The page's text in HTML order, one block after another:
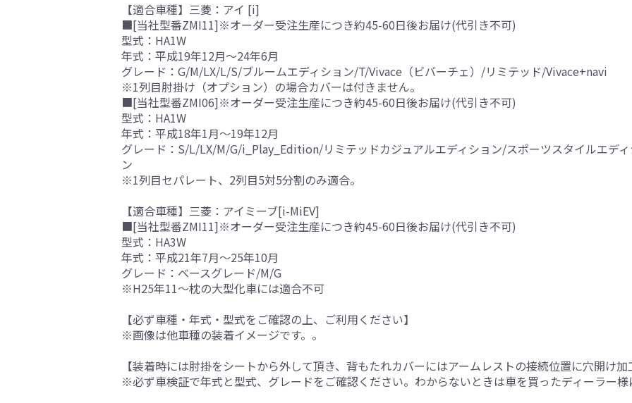
【適合車種】三菱：アイ [i]
■[当社型番ZMI11]※オーダー受注生産につき約45-60日後お届け(代引き不可)
型式：HA1W
年式：平成19年12月～24年6月
グレード：G/M/LX/L/S/ブルームエディション/T/Vivace（ビバーチェ）/リミテッド/Vivace+navi
※1列目肘掛け（オプション）の場合カバーは付きません。
■[当社型番ZMI06]※オーダー受注生産につき約45-60日後お届け(代引き不可)
型式：HA1W
年式：平成18年1月～19年12月
グレード：S/L/LX/M/G/i_Play_Edition/リミテッドカジュアルエディション/スポーツスタイルエデ
ン
※1列目セパレート、2列目5対5分割のみ適合。
【適合車種】三菱：アイミーブ[i-MiEV]
■[当社型番ZMI11]※オーダー受注生産につき約45-60日後お届け(代引き不可)
型式：HA3W
年式：平成21年7月～25年10月
グレード：ベースグレード/M/G
※H25年11～枕の大型化車には適合不可
【必ず車種・年式・型式をご確認の上、ご利用ください】
※画像は他車種の装着イメージです。。
【装着時には肘掛をシートから外して頂き、背もたれカバーにはアームレストの接続位置に穴開け加
※必ず車検証で年式と型式、グレードをご確認ください。わからないときは車を買ったディーラー様